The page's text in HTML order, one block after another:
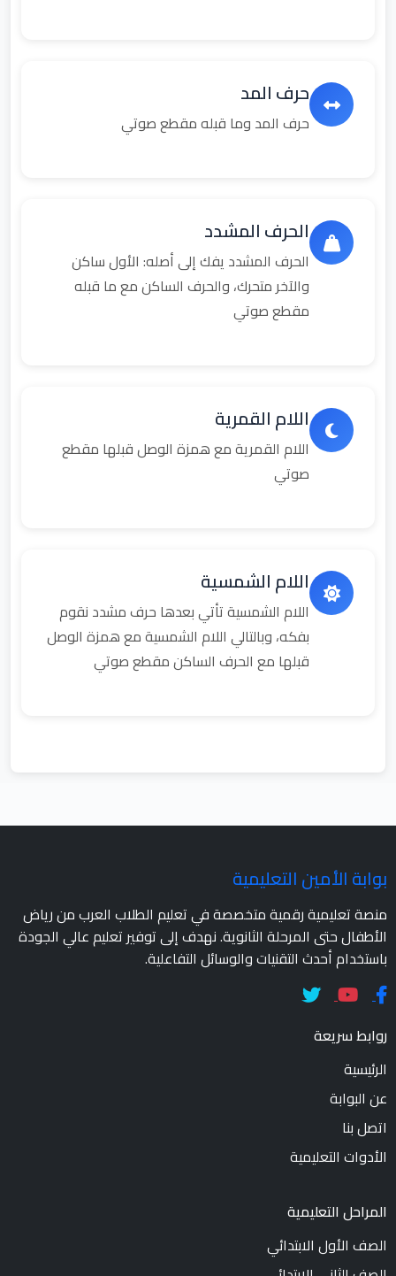
حرف المد
حرف المد وما قبله مقطع صوتي
الحرف المشدد
الحرف المشدد يفك إلى أصله: الأول ساكن
والآخر متحرك، والحرف الساكن مع ما قبله
مقطع صوتي
اللام القمرية
اللام القمرية مع همزة الوصل قبلها مقطع
صوتي
اللام الشمسية
اللام الشمسية تأتي بعدها حرف مشدد نقوم
بفكه، وبالتالي اللام الشمسية مع همزة الوصل
قبلها مع الحرف الساكن مقطع صوتي
بوابة الأمين التعليمية
منصة تعليمية رقمية متخصصة في تعليم الطلاب العرب من رياض
الأطفال حتى المرحلة الثانوية. نهدف إلى توفير تعليم عالي الجودة
باستخدام أحدث التقنيات والوسائل التفاعلية.
روابط سريعة
الرئيسية
عن البوابة
اتصل بنا
الأدوات التعليمية
المراحل التعليمية
الصف الأول الابتدائي